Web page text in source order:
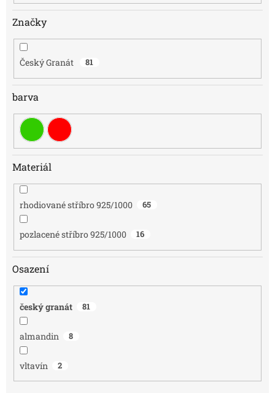
Značky
Český Granát 81
barva
Materiál
rhodiované stříbro 925/1000 65
pozlacené stříbro 925/1000 16
Osazení
český granát 81
almandin 8
vltavín 2